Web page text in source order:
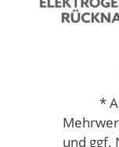
*
und ggf.